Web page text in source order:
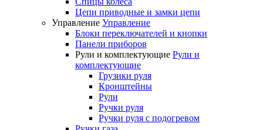
Цепи приводные и замки цепи
Управление Управление
Блоки переключателей и кнопки
Панели приборов
Рули и комплектующие Рули и
комплектующие
Грузики руля
Кронштейны
Рули
Ручки руля
Ручки руля с подогревом